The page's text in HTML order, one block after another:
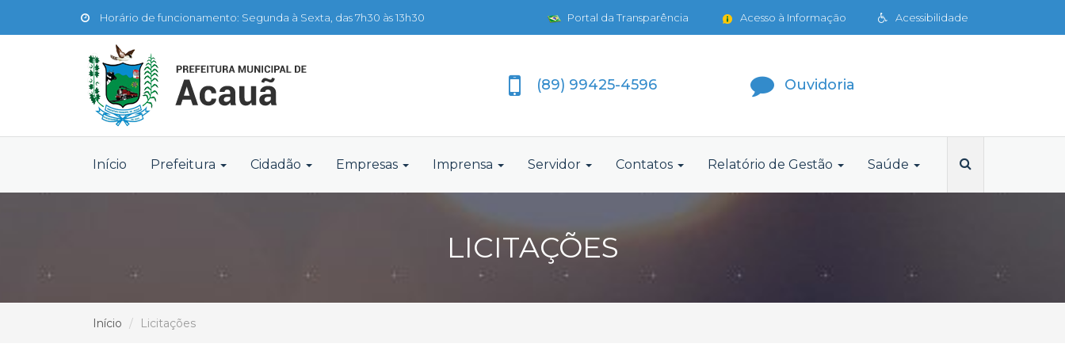
Horário de funcionamento: Segunda à Sexta, das 7h30 às 13h30 Acessibilidade
Acesso à Informação
Portal da Transparência
(89) 99425-4596 Ouvidoria
Início Prefeitura Cidadão Empresas Imprensa Servidor Contatos Relatório de Gestão Saúde
LICITAÇÕES
Início Licitações